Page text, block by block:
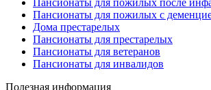
Пансионаты для пожилых после
Пансионаты для пожилых с
Дома престарелых
Пансионаты для престарелых
Пансионаты для ветеранов
Пансионаты для инвалидов
Полезная информация